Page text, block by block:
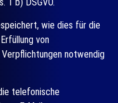
wie dies für die
von
notwendig
telefonische